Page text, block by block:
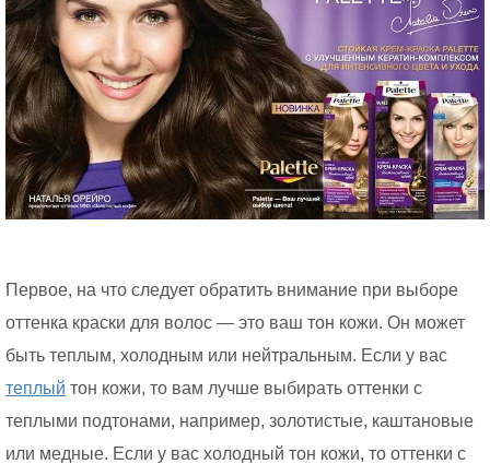
Первое, на что следует обратить внимание при выборе
оттенка краски для волос — это ваш тон кожи. Он может
быть теплым, холодным или нейтральным. Если у вас
теплый тон кожи, то вам лучше выбирать оттенки с
теплыми подтонами, например, золотистые, каштановые
или медные. Если у вас холодный тон кожи, то оттенки с